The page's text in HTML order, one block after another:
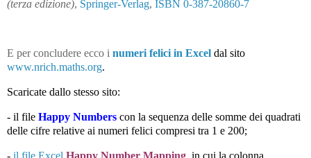
(terza edizione), Springer-Verlag, ISBN 0-387-20860-7
E per concludere ecco i numeri felici in Excel dal sito
www.nrich.maths.org.
Scaricate dallo stesso sito:
- il file Happy Numbers con la sequenza delle somme dei quadrati
delle cifre relative ai numeri felici compresi tra 1 e 200;
- il file Excel Happy Number Mapping, in cui la colonna